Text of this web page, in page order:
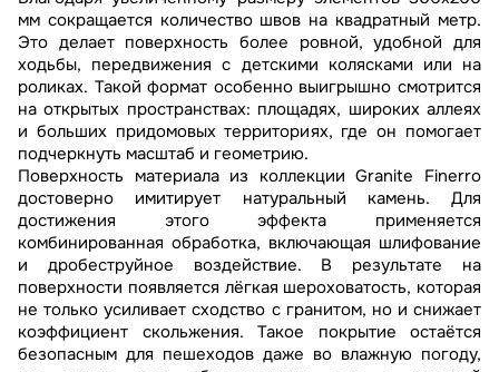
мм сокращается количество швов на квадратный метр.
Это делает поверхность более ровной, удобной для
ходьбы, передвижения с детскими колясками или на
роликах. Такой формат особенно выигрышно смотрится
на открытых пространствах: площадях, широких аллеях
и больших придомовых территориях, где он помогает
подчеркнуть масштаб и геометрию.
Поверхность материала из коллекции Granite Finerro
достоверно имитирует натуральный камень. Для
достижения этого эффекта применяется
комбинированная обработка, включающая шлифование
и дробеструйное воздействие. В результате на
поверхности появляется лёгкая шероховатость, которая
не только усиливает сходство с гранитом, но и снижает
коэффициент скольжения. Такое покрытие остаётся
безопасным для пешеходов даже во влажную погоду,